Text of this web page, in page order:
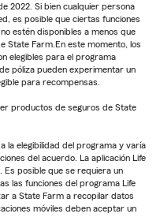
2022. Si bien cualquier persona
es posible que ciertas funciones
estén disponibles a menos que
State Farm.En este momento, los
elegibles para el programa
póliza pueden experimentar un
para recompensas.
productos de seguros de State
la elegibilidad del programa y varía
del acuerdo. La aplicación Life
Es posible que se requiera un
las funciones del programa Life
a State Farm a recopilar datos
móviles deben aceptar un